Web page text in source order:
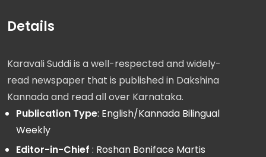
Details
Karavali Suddi is a well-respected and widely-
read newspaper that is published in Dakshina
Kannada and read all over Karnataka.
Publication Type: English/Kannada Bilingual
Weekly
Editor-in-Chief : Roshan Boniface Martis